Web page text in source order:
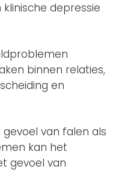
depressie
binnen relaties,
en
gevoel van falen als
kan het
gevoel van